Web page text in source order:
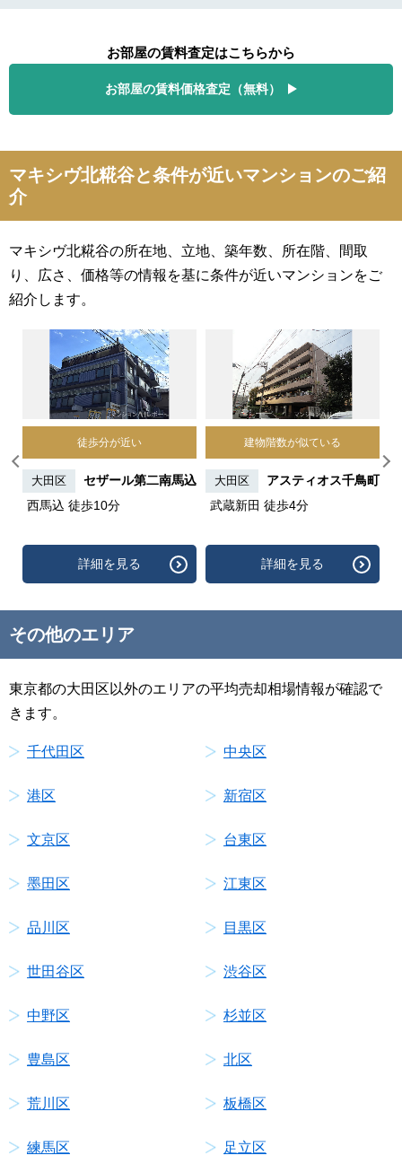
お部屋の賃料査定はこちらから
お部屋の賃料価格査定（無料）
マキシヴ北糀谷と条件が近いマンションのご紹
介
マキシヴ北糀谷の所在地、立地、築年数、所在階、間取
り、広さ、価格等の情報を基に条件が近いマンションをご
紹介します。
徒歩分が近い
大田区
セザール第二南馬込
西馬込 徒歩10分
詳細を見る
建物階数が似ている
大田区
アスティオス千鳥町
武蔵新田 徒歩4分
詳細を見る
その他のエリア
東京都の大田区以外のエリアの平均売却相場情報が確認で
きます。
千代田区 中央区
港区 新宿区
文京区 台東区
墨田区 江東区
品川区 目黒区
世田谷区 渋谷区
中野区 杉並区
豊島区 北区
荒川区 板橋区
練馬区 足立区